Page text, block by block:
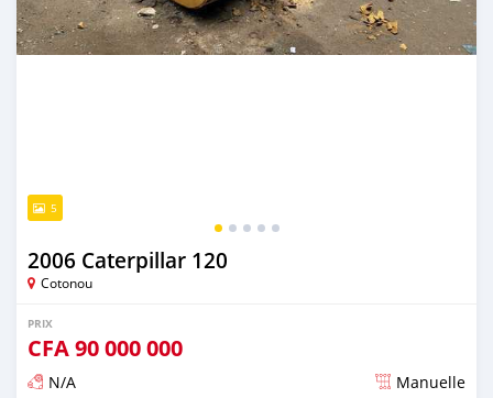
5
2006 Caterpillar 120
Cotonou
PRIX
CFA90 000 000
N/A Manuelle